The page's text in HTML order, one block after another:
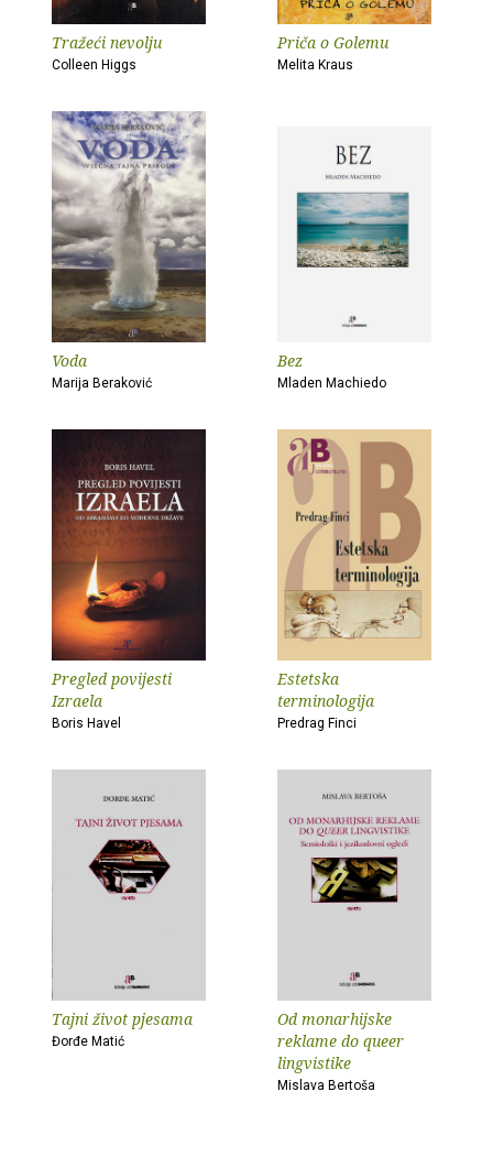
Tražeći nevolju
Colleen Higgs
Priča o Golemu
Melita Kraus
Voda
Marija Beraković
Bez
Mladen Machiedo
Pregled povijesti
Izraela
Boris Havel
Estetska
terminologija
Predrag Finci
Tajni život pjesama
Đorđe Matić
Od monarhijske
reklame do queer
lingvistike
Mislava Bertoša